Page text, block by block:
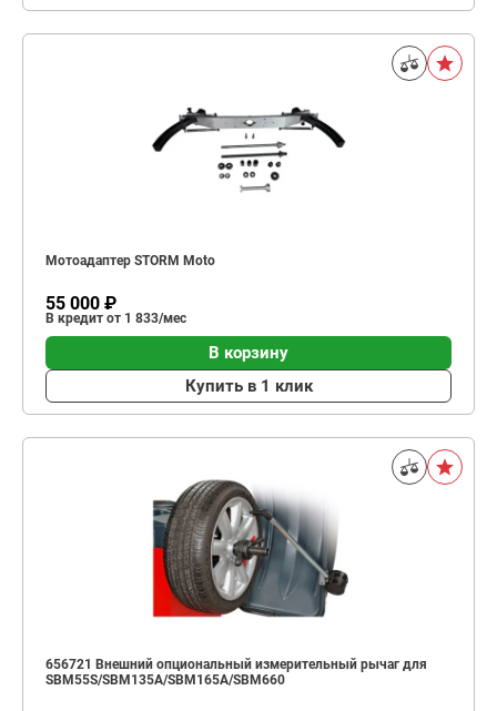
Мотоадаптер STORM Moto
55 000 ₽
В кредит от 1 833/мес
В корзину
Купить в 1 клик
656721 Внешний опциональный измерительный рычаг для
SBM55S/SBM135A/SBM165A/SBM660